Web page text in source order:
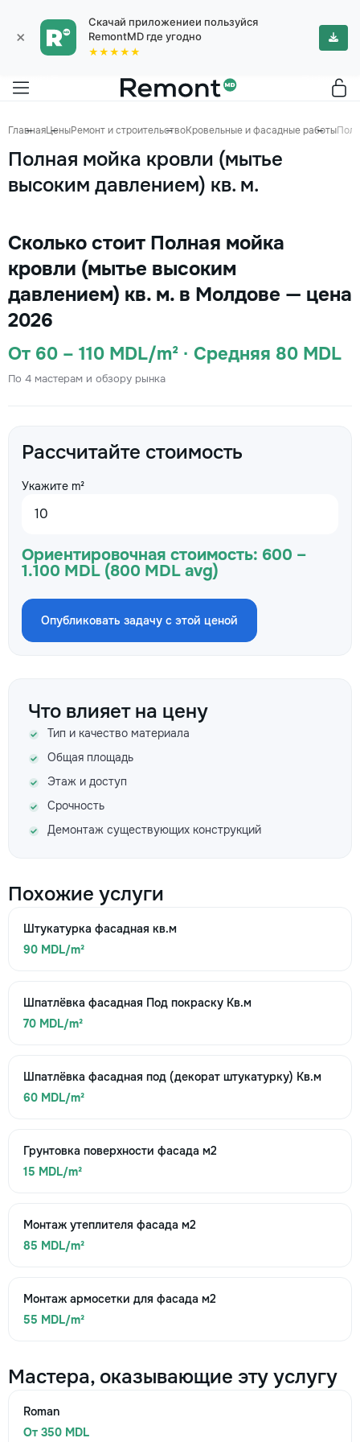
×
Скачай приложениеи пользуйся
RemontMD где угодно
★★★★★
ГлавнаяЦеныРемонт и строительствоКровельные и фасадные работы
Полная мойка кровли (мытье
высоким давлением) кв. м.
Сколько стоит Полная мойка
кровли (мытье высоким
давлением) кв. м. в Молдове — цена
2026
От 60 – 110 MDL/m² · Средняя 80 MDL
По 4 мастерам и обзору рынка
Рассчитайте стоимость
Укажите m²
Ориентировочная стоимость: 600 –
1.100 MDL (800 MDL avg)
Опубликовать задачу с этой ценой
Что влияет на цену
Тип и качество материала
Общая площадь
Этаж и доступ
Срочность
Демонтаж существующих конструкций
Похожие услуги
Штукатурка фасадная кв.м
90 MDL/m²
Шпатлёвка фасадная Под покраску Кв.м
70 MDL/m²
Шпатлёвка фасадная под (декорат штукатурку) Кв.м
60 MDL/m²
Грунтовка поверхности фасада м2
15 MDL/m²
Монтаж утеплителя фасада м2
85 MDL/m²
Монтаж армосетки для фасада м2
55 MDL/m²
Мастера, оказывающие эту услугу
Roman
От 350 MDL